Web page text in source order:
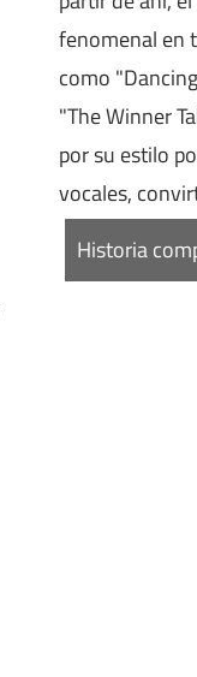
fenomenal en
como
"The Winner
por su estilo
vocales,
Historia